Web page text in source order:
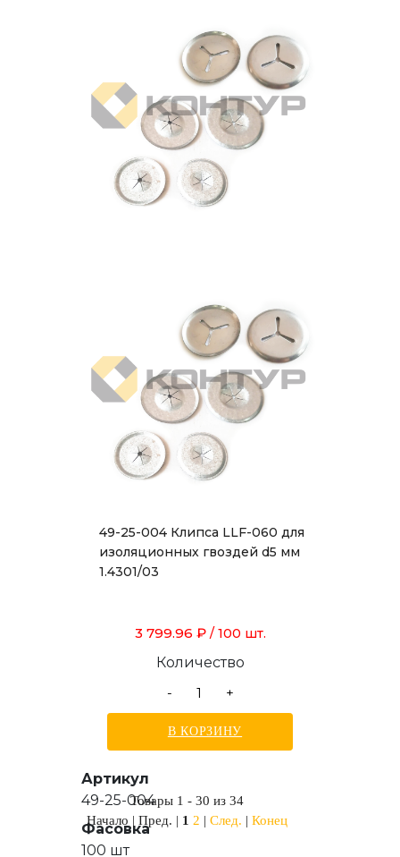
49-25-004 Клипса LLF-060 для
изоляционных гвоздей d5 мм
1.4301/03
3 799.96 ₽ / 100 шт.
Количество
-
+
В КОРЗИНУ
Артикул
49-25-004
Фасовка
100 шт
Товары 1 - 30 из 34
Начало | Пред. | 1 2 | След. | Конец